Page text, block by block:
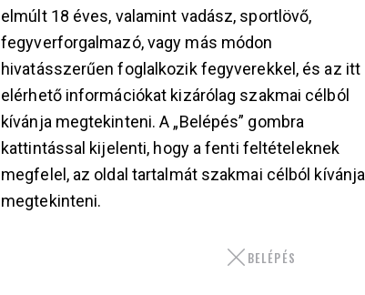
elmúlt 18 éves, valamint vadász, sportlövő,
fegyverforgalmazó, vagy más módon
hivatásszerűen foglalkozik fegyverekkel, és az itt
elérhető információkat kizárólag szakmai célból
kívánja megtekinteni. A „Belépés” gombra
kattintással kijelenti, hogy a fenti feltételeknek
megfelel, az oldal tartalmát szakmai célból kívánja
megtekinteni.
BELÉPÉS